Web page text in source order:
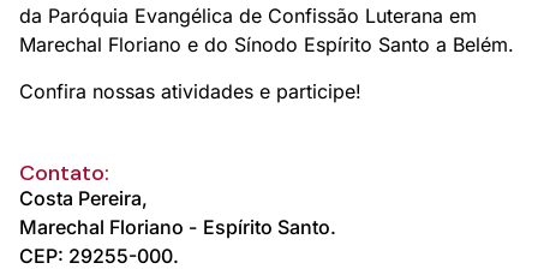
da Paróquia Evangélica de Confissão Luterana em
Marechal Floriano e do Sínodo Espírito Santo a Belém.
Confira nossas atividades e participe!
Contato:
Costa Pereira,
Marechal Floriano - Espírito Santo.
CEP: 29255-000.